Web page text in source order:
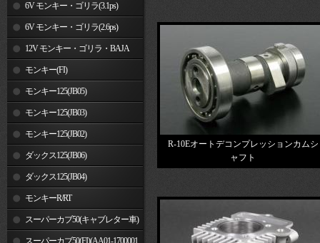
6V モンキー・ゴリラ(3.1ps)
6V モンキー・ゴリラ(2.6ps)
12V モンキー・ゴリラ・BAJA
モンキー(FI)
モンキー125(JB05)
モンキー125(JB03)
モンキー125(JB02)
ダックス125(JB06)
ダックス125(JB04)
モンキーR/RT
スーパーカブ50(キャブレター車)
スーパーカブ50(FI)(AA01-1700001
R-10Eオートデコンプレッションカムシ
ャフト